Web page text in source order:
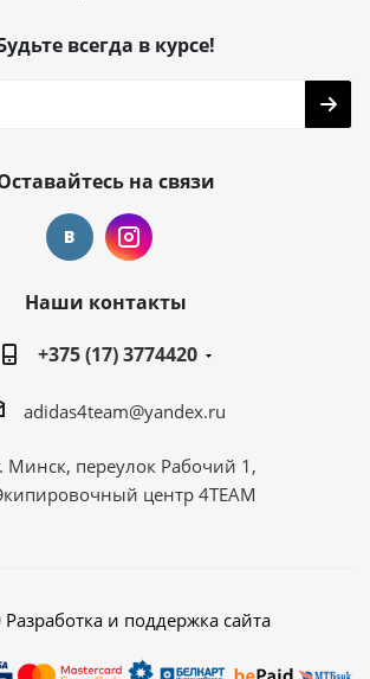
всегда в курсе!
на связи
Наши контакты
+375 (17) 3774420
adidas4team@yandex.ru
Минск, переулок Рабочий 1,
центр 4TEAM
Разработка и поддержка сайта